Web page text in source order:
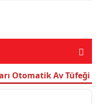
Otomatik Av Tüfeği